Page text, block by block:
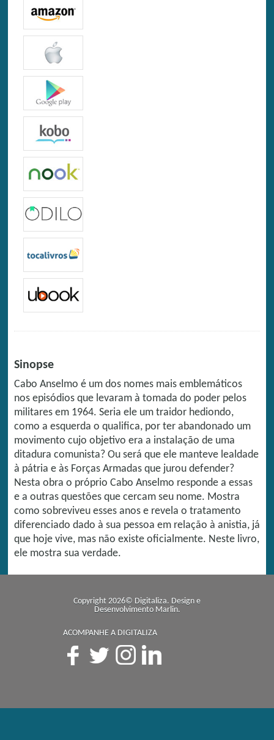
Sinopse
Cabo Anselmo é um dos nomes mais emblemáticos
nos episódios que levaram à tomada do poder pelos
militares em 1964. Seria ele um traidor hediondo,
como a esquerda o qualifica, por ter abandonado um
movimento cujo objetivo era a instalação de uma
ditadura comunista? Ou será que ele manteve lealdade
à pátria e às Forças Armadas que jurou defender?
Nesta obra o próprio Cabo Anselmo responde a essas
e a outras questões que cercam seu nome. Mostra
como sobreviveu esses anos e revela o tratamento
diferenciado dado à sua pessoa em relação à anistia, já
que hoje vive, mas não existe oficialmente. Neste livro,
ele mostra sua verdade.
Copyright 2026© Digitaliza. Design e
Desenvolvimento Marlin.
ACOMPANHE A DIGITALIZA